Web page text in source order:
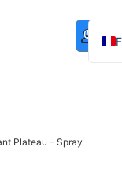
0,00 €
Plateau – Spray